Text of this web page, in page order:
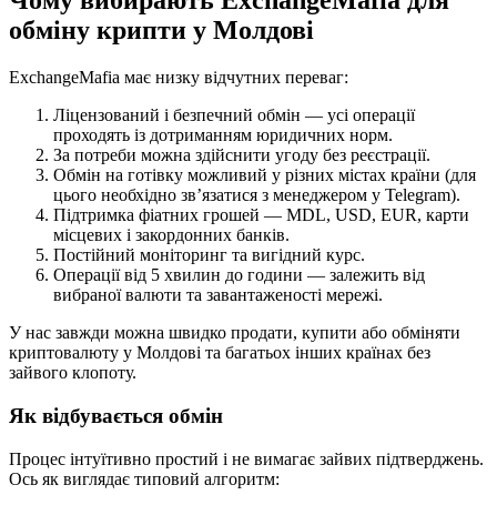
обміну крипти у Молдові
ExchangeMafia має низку відчутних переваг:
Ліцензований і безпечний обмін — усі операції
проходять із дотриманням юридичних норм.
За потреби можна здійснити угоду без реєстрації.
Обмін на готівку можливий у різних містах країни (для
цього необхідно зв’язатися з менеджером у Telegram).
Підтримка фіатних грошей — MDL, USD, EUR, карти
місцевих і закордонних банків.
Постійний моніторинг та вигідний курс.
Операції від 5 хвилин до години — залежить від
вибраної валюти та завантаженості мережі.
У нас завжди можна швидко продати, купити або обміняти
криптовалюту у Молдові та багатьох інших країнах без
зайвого клопоту.
Як відбувається обмін
Процес інтуїтивно простий і не вимагає зайвих підтверджень.
Ось як виглядає типовий алгоритм: